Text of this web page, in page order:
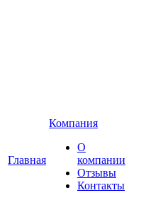
Главная
Компания
О
компании
Отзывы
Контакты